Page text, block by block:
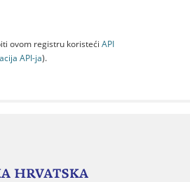
ovom registru koristeći API
API-jа).